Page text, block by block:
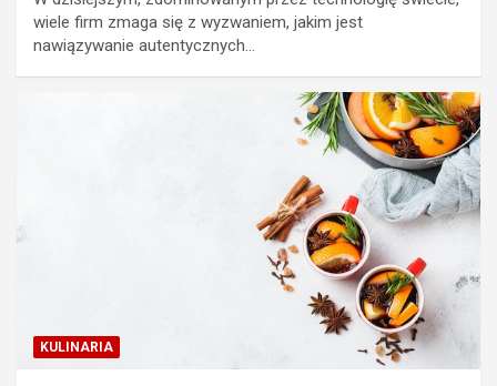
wiele firm zmaga się z wyzwaniem, jakim jest
nawiązywanie autentycznych…
KULINARIA